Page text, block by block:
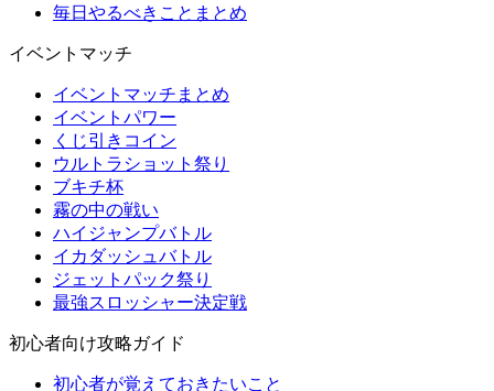
毎日やるべきことまとめ
イベントマッチ
イベントマッチまとめ
イベントパワー
くじ引きコイン
ウルトラショット祭り
ブキチ杯
霧の中の戦い
ハイジャンプバトル
イカダッシュバトル
ジェットパック祭り
最強スロッシャー決定戦
初心者向け攻略ガイド
初心者が覚えておきたいこと